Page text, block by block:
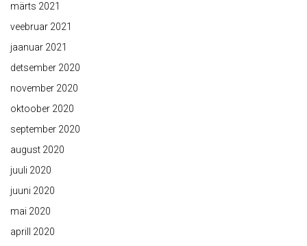
märts 2021
veebruar 2021
jaanuar 2021
detsember 2020
november 2020
oktoober 2020
september 2020
august 2020
juuli 2020
juuni 2020
mai 2020
aprill 2020